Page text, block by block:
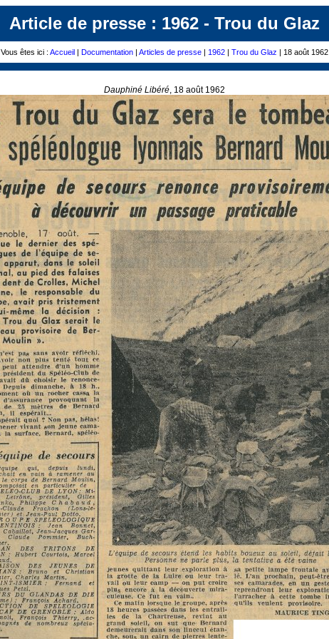
Article de presse : 1962 - Trou du Glaz
Vous êtes ici : Accueil | Documentation | Articles de presse | 1962 | Trou du Glaz | 18 août 1962
Dauphiné Libéré, 18 août 1962